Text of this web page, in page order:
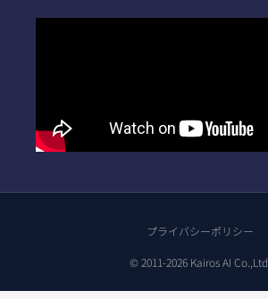
© 2011-2026 Kairos AI Co.,Ltd.
プライバシーポリシー